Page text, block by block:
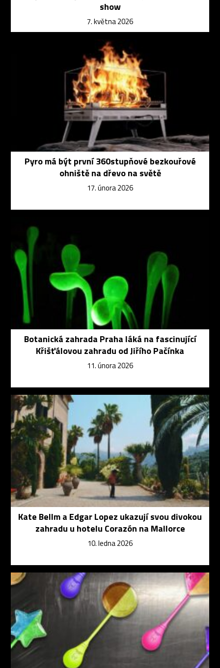
show
7. května 2026
Pyro má být první 360stupňové bezkouřové
ohniště na dřevo na světě
17. února 2026
Botanická zahrada Praha láká na fascinující
Křišťálovou zahradu od Jiřího Pačínka
11. února 2026
Kate Bellm a Edgar Lopez ukazují svou divokou
zahradu u hotelu Corazón na Mallorce
10. ledna 2026